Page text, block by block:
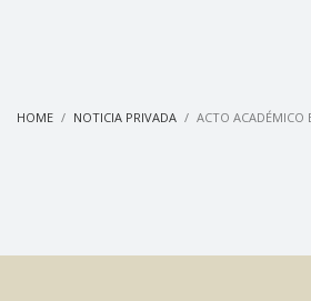
HOME NOTICIA PRIVADA ACTO ACADÉMICO